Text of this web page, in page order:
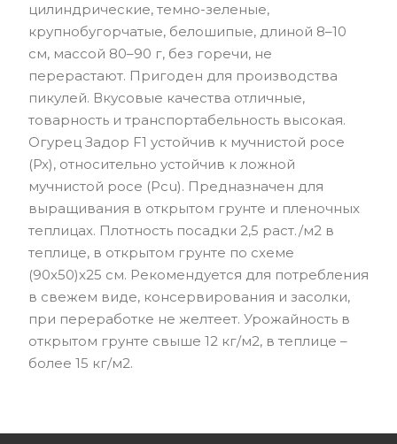
цилиндрические, темно-зеленые,
крупнобугорчатые, белошипые, длиной 8–10
см, массой 80–90 г, без горечи, не
перерастают. Пригоден для производства
пикулей. Вкусовые качества отличные,
товарность и транспортабельность высокая.
Огурец Задор F1 устойчив к мучнистой росе
(Px), относительно устойчив к ложной
мучнистой росе (Pcu). Предназначен для
выращивания в открытом грунте и пленочных
теплицах. Плотность посадки 2,5 раст./м2 в
теплице, в открытом грунте по схеме
(90х50)х25 см. Рекомендуется для потребления
в свежем виде, консервирования и засолки,
при переработке не желтеет. Урожайность в
открытом грунте свыше 12 кг/м2, в теплице –
более 15 кг/м2.